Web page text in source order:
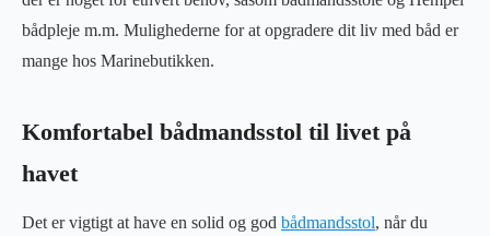
bådpleje m.m. Mulighederne for at opgradere dit liv med båd er
mange hos Marinebutikken.
Komfortabel bådmandsstol til livet på
havet
Det er vigtigt at have en solid og god bådmandsstol, når du